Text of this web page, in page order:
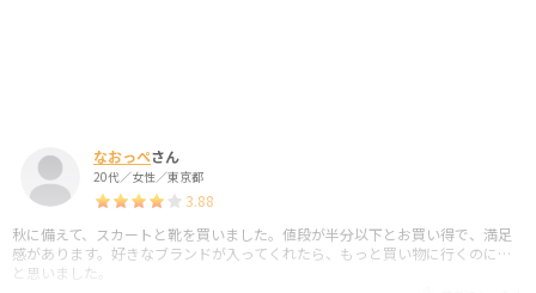
なおっぺさん
20代／女性／東京都
3.88
秋に備えて、スカートと靴を買いました。値段が半分以下とお買い得で、満足
感があります。好きなブランドが入ってくれたら、もっと買い物に行くのに…
と思いました。